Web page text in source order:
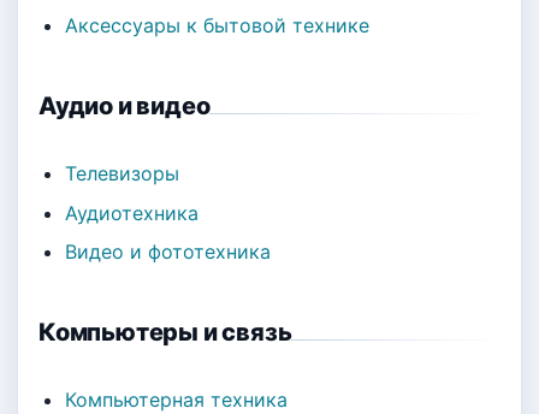
Аксессуары к бытовой технике
Аудио и видео
Телевизоры
Аудиотехника
Видео и фототехника
Компьютеры и связь
Компьютерная техника